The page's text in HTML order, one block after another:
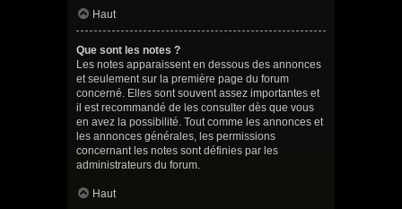
Haut
Que sont les notes ?
Les notes apparaissent en dessous des annonces
et seulement sur la première page du forum
concerné. Elles sont souvent assez importantes et
il est recommandé de les consulter dès que vous
en avez la possibilité. Tout comme les annonces et
les annonces générales, les permissions
concernant les notes sont définies par les
administrateurs du forum.
Haut